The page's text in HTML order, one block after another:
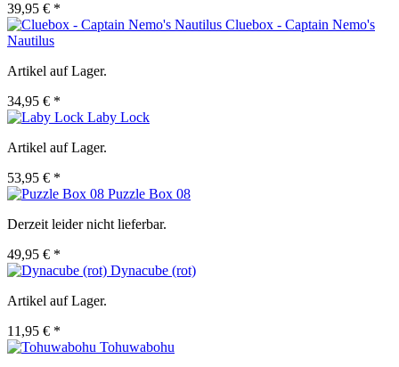
39,95 € *
Cluebox - Captain Nemo's
Nautilus
Artikel auf Lager.
34,95 € *
Laby Lock
Artikel auf Lager.
53,95 € *
Puzzle Box 08
Derzeit leider nicht lieferbar.
49,95 € *
Dynacube (rot)
Artikel auf Lager.
11,95 € *
Tohuwabohu